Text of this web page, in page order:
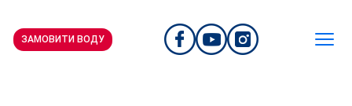
ЗАМОВИТИ ВОДУ